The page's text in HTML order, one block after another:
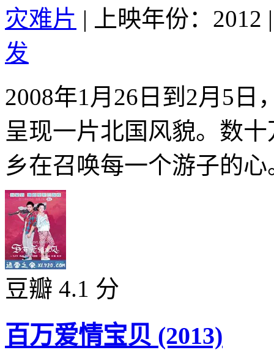
灾难片 | 上映年份：2012 |
发
2008年1月26日到2月5
呈现一片北国风貌。数
乡在召唤每一个游子的
豆瓣 4.1 分
百万爱情宝贝 (2013)